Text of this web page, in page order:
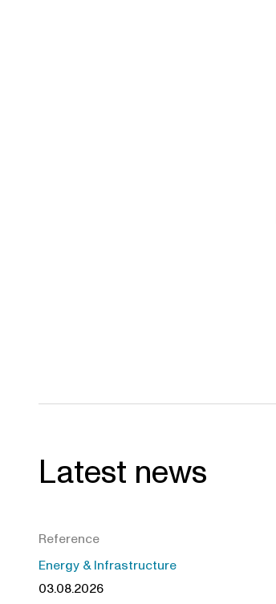
Latest news
Reference
Energy & Infrastructure
03.08.2026